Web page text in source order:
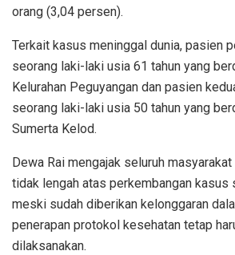
orang (3,04 persen).
Terkait kasus meninggal dunia, pasien
seorang laki-laki usia 61 tahun yang
Kelurahan Peguyangan dan pasien
seorang laki-laki usia 50 tahun yang
Sumerta Kelod.
Dewa Rai mengajak seluruh
tidak lengah atas perkembangan kasus
meski sudah diberikan kelonggaran
penerapan protokol kesehatan tetap
dilaksanakan.